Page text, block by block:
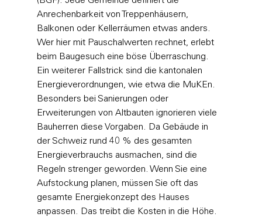
Anrechenbarkeit von Treppenhäusern,
Balkonen oder Kellerräumen etwas anders.
Wer hier mit Pauschalwerten rechnet, erlebt
beim Baugesuch eine böse Überraschung.
Ein weiterer Fallstrick sind die kantonalen
Energieverordnungen, wie etwa die MuKEn.
Besonders bei Sanierungen oder
Erweiterungen von Altbauten ignorieren viele
Bauherren diese Vorgaben. Da Gebäude in
der Schweiz rund 40 % des gesamten
Energieverbrauchs ausmachen, sind die
Regeln strenger geworden. Wenn Sie eine
Aufstockung planen, müssen Sie oft das
gesamte Energiekonzept des Hauses
anpassen. Das treibt die Kosten in die Höhe.